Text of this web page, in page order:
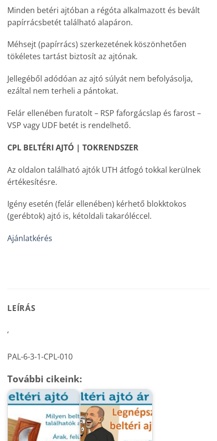
Minden betéri ajtóban a régóta alkalmazott és bevált
papírrácsbetét található alapáron.
Méhsejt (papírrács) szerkezetének köszönhetően
tökéletes tartást biztosít az ajtónak.
Jellegéből adódóan az ajtó súlyát nem befolyásolja,
ezáltal nem terheli a pántokat.
Felár ellenében furatolt – RSP faforgácslap és farost –
VSP vagy UDF betét is rendelhető.
CPL BELTÉRI AJTÓ | TOKRENDSZER
Az oldalon található ajtók UTH átfogó tokkal kerülnek
értékesítésre.
Igény esetén (felár ellenében) kérhető blokktokos
(gerébtok) ajtó is, kétoldali takaróléccel.
Ajánlatkérés
LEÍRÁS
‘
PAL-6-3-1-CPL-010
További cikeink: